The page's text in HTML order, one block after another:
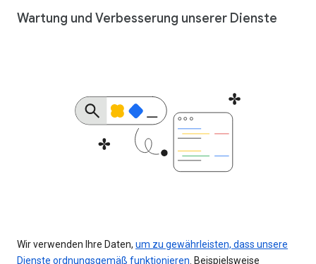
Wartung und Verbesserung unserer Dienste
Wir verwenden Ihre Daten, um zu gewährleisten, dass unsere
Dienste ordnungsgemäß funktionieren . Beispielsweise